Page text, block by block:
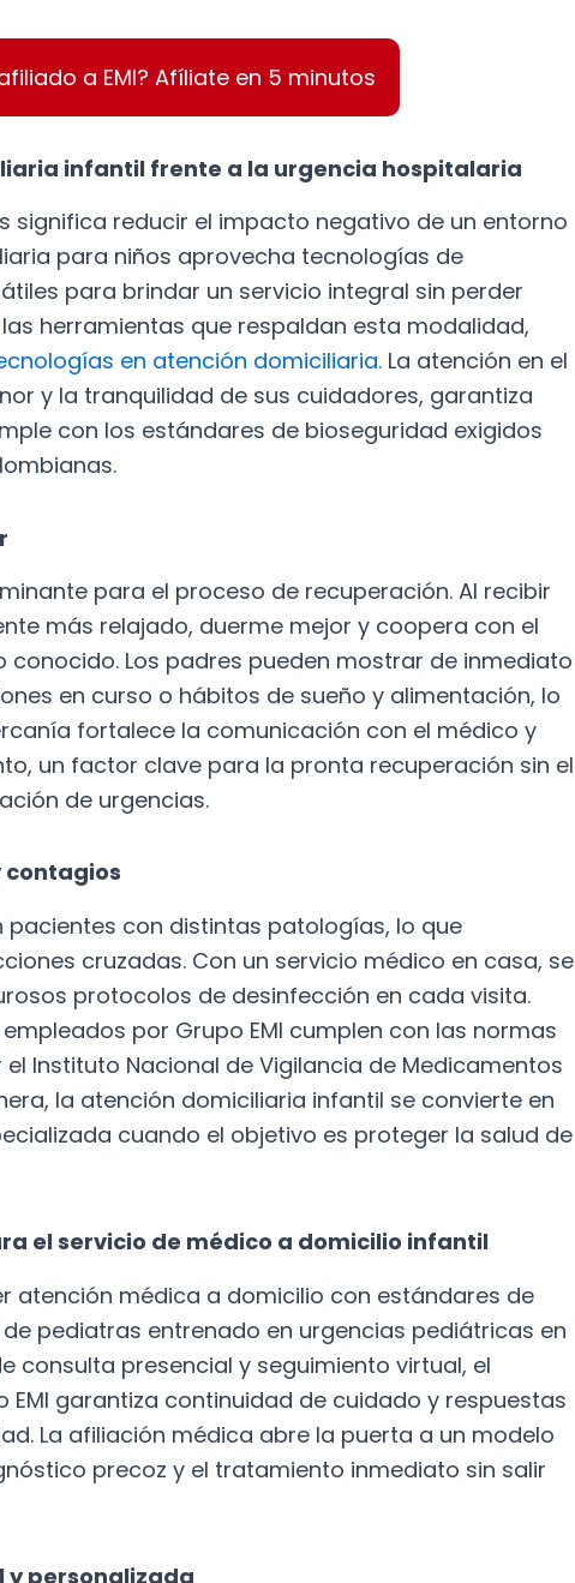
a EMI? Afíliate en 5 minutos
infantil frente a la urgencia hospitalaria
significa reducir el impacto negativo de un entorno
para niños aprovecha tecnologías de
para brindar un servicio integral sin perder
herramientas que respaldan esta modalidad,
en atención domiciliaria. La atención en el
y la tranquilidad de sus cuidadores, garantiza
con los estándares de bioseguridad exigidos
para el proceso de recuperación. Al recibir
más relajado, duerme mejor y coopera con el
Los padres pueden mostrar de inmediato
en curso o hábitos de sueño y alimentación, lo
fortalece la comunicación con el médico y
un factor clave para la pronta recuperación sin el
de urgencias.
contagios
pacientes con distintas patologías, lo que
cruzadas. Con un servicio médico en casa, se
protocolos de desinfección en cada visita.
por Grupo EMI cumplen con las normas
Instituto Nacional de Vigilancia de Medicamentos
la atención domiciliaria infantil se convierte en
cuando el objetivo es proteger la salud de
el servicio de médico a domicilio infantil
atención médica a domicilio con estándares de
pediatras entrenado en urgencias pediátricas en
consulta presencial y seguimiento virtual, el
EMI garantiza continuidad de cuidado y respuestas
La afiliación médica abre la puerta a un modelo
precoz y el tratamiento inmediato sin salir
personalizada